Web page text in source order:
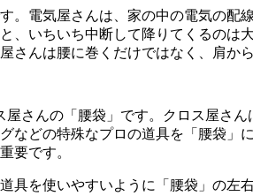
。電気屋さんは、家の中の電気の
、いちいち中断して降りてくるのは
さんは腰に巻くだけではなく、肩か
屋さんの「腰袋」です。クロス屋さ
などの特殊なプロの道具を「腰袋」
要です。
具を使いやすいように「腰袋」の左